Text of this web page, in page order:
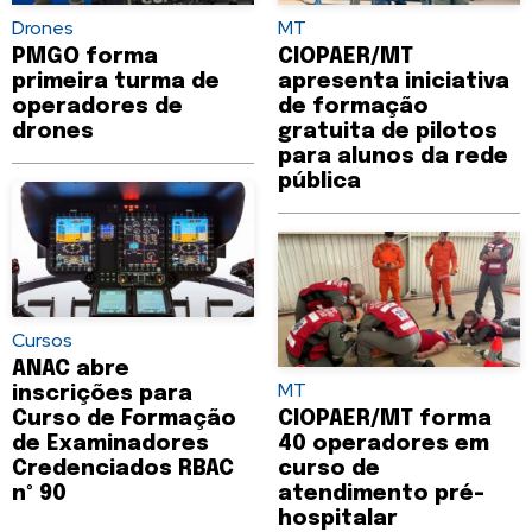
Drones
PMGO forma
primeira turma de
operadores de
drones
Cursos
ANAC abre
inscrições para
Curso de Formação
de Examinadores
Credenciados RBAC
nº 90
MT
CIOPAER/MT
apresenta iniciativa
de formação
gratuita de pilotos
para alunos da rede
pública
MT
CIOPAER/MT forma
40 operadores em
curso de
atendimento pré-
hospitalar